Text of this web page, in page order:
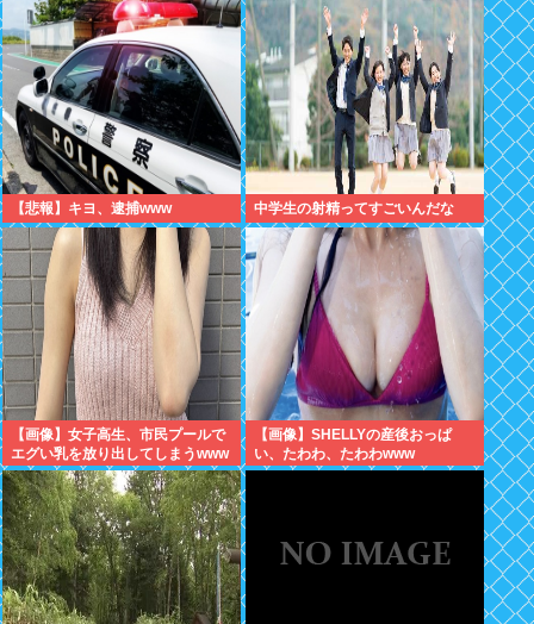
【悲報】キヨ、逮捕www 中学生の射精ってすごいんだな
【画像】女子高生、市民プールで
エグい乳を放り出してしまうwww
【画像】SHELLYの産後おっぱ
い、たわわ、たわわwww